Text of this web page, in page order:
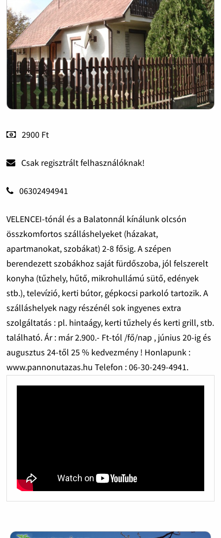
2900 Ft
Csak regisztrált felhasználóknak!
06302494941
VELENCEI-tónál és a Balatonnál kínálunk olcsón
összkomfortos szálláshelyeket (házakat,
apartmanokat, szobákat) 2-8 fősig. A szépen
berendezett szobákhoz saját fürdőszoba, jól felszerelt
konyha (tűzhely, hűtő, mikrohullámú sütő, edények
stb.), televízió, kerti bútor, gépkocsi parkoló tartozik. A
szálláshelyek nagy részénél sok ingyenes extra
szolgáltatás : pl. hintaágy, kerti tűzhely és kerti grill, stb.
található. Ár : már 2.900.- Ft-tól /fő/nap , június 20-ig és
augusztus 24-től 25 % kedvezmény ! Honlapunk :
www.pannonutazas.hu Telefon : 06-30-249-4941.